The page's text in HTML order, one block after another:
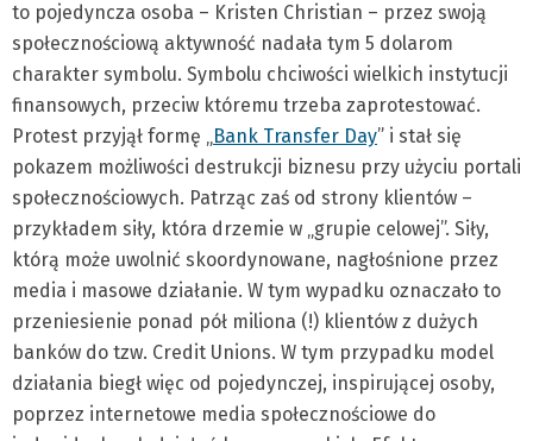
to pojedyncza osoba – Kristen Christian – przez swoją
społecznościową aktywność nadała tym 5 dolarom
charakter symbolu. Symbolu chciwości wielkich instytucji
finansowych, przeciw któremu trzeba zaprotestować.
Protest przyjął formę „Bank Transfer Day” i stał się
pokazem możliwości destrukcji biznesu przy użyciu portali
społecznościowych. Patrząc zaś od strony klientów –
przykładem siły, która drzemie w „grupie celowej”. Siły,
którą może uwolnić skoordynowane, nagłośnione przez
media i masowe działanie. W tym wypadku oznaczało to
przeniesienie ponad pół miliona (!) klientów z dużych
banków do tzw. Credit Unions. W tym przypadku model
działania biegł więc od pojedynczej, inspirującej osoby,
poprzez internetowe media społecznościowe do